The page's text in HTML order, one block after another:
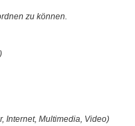
zu können.
Internet, Multimedia, Video)